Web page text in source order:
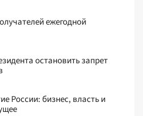
ежегодной
остановить запрет
России: бизнес, власть и